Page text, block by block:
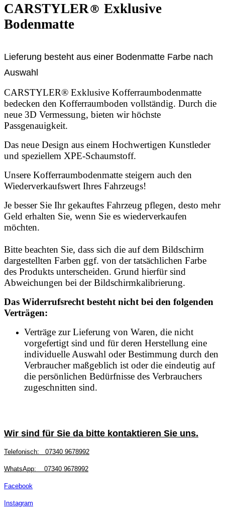
CARSTYLER® Exklusive
Bodenmatte
Lieferung besteht aus einer Bodenmatte Farbe nach
Auswahl
CARSTYLER® Exklusive Kofferraumbodenmatte
bedecken den Kofferraumboden vollständig. Durch die
neue 3D Vermessung, bieten wir höchste
Passgenauigkeit.
Das neue Design aus einem Hochwertigen Kunstleder
und speziellem XPE-Schaumstoff.
Unsere Kofferraumbodenmatte steigern auch den
Wiederverkaufswert Ihres Fahrzeugs!
Je besser Sie Ihr gekauftes Fahrzeug pflegen, desto mehr
Geld erhalten Sie, wenn Sie es wiederverkaufen
möchten.
Bitte beachten Sie, dass sich die auf dem Bildschirm
dargestellten Farben ggf. von der tatsächlichen Farbe
des Produkts unterscheiden. Grund hierfür sind
Abweichungen bei der Bildschirmkalibrierung.
Das Widerrufsrecht besteht nicht bei den folgenden
Verträgen:
Verträge zur Lieferung von Waren, die nicht
vorgefertigt sind und für deren Herstellung eine
individuelle Auswahl oder Bestimmung durch den
Verbraucher maßgeblich ist oder die eindeutig auf
die persönlichen Bedürfnisse des Verbrauchers
zugeschnitten sind.
Wir sind für Sie da bitte kontaktieren Sie uns.
Telefonisch: 07340 9678992
WhatsApp: 07340 9678992
Facebook
Instagram